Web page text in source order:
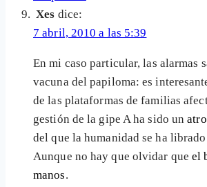
Xes dice:
7 abril, 2010 a las 5:39
En mi caso particular, las alarmas
vacuna del papiloma: es
de las plataformas de familias
gestión de la gipe A ha sido un
del que la humanidad se ha
Aunque no hay que olvidar queel
manos.